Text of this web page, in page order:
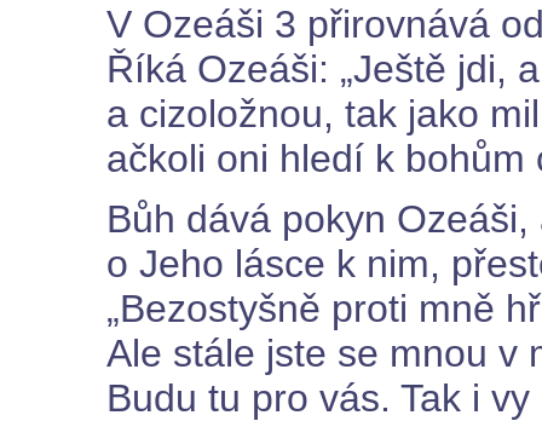
V Ozeáši 3 přirovnává
Říká Ozeáši: „Ještě jdi,
a cizoložnou, tak jako
ačkoli oni hledí k
Bůh dává pokyn
o Jeho lásce k nim,
„Bezostyšně proti mně
Ale stále jste se mnou v
Budu tu pro vás. Tak i vy